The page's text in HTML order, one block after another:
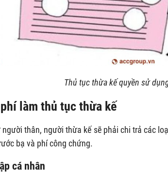
Thủ tục thừa kế quyền sử
làm thủ tục thừa kế
thân, người thừa kế sẽ phải chi trả các
bạ và phí công chứng.
cá nhân